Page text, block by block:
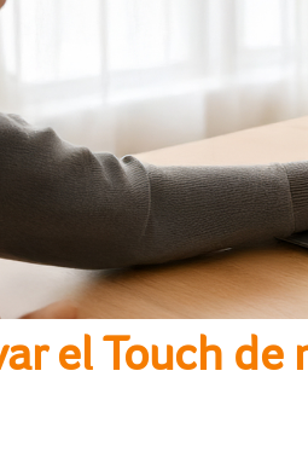
el Touch de